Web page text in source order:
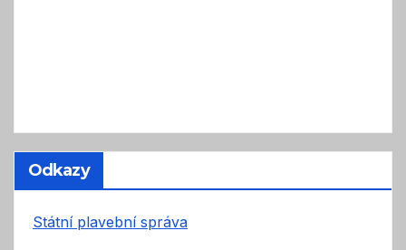
Odkazy
Státní plavební správa